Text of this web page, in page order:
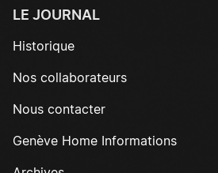
LE JOURNAL
Historique
Nos collaborateurs
Nous contacter
Genève Home Informations